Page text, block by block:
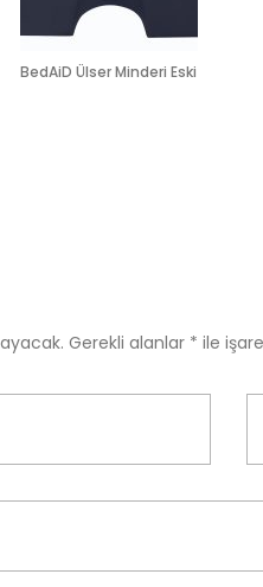
BedAiD Ülser Minderi Eski
Gerekli alanlar * ile
a
i